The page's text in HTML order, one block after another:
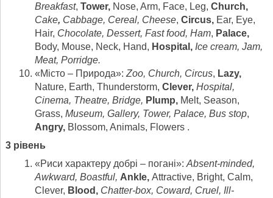
Breakfast, Tower, Nose, Arm, Face, Leg, Church,
Cake, Cabbage, Cereal, Cheese, Circus, Ear, Eye,
Hair, Chocolate, Dessert, Fast food, Ham, Palace,
Body, Mouse, Neck, Hand, Hospital, Ice cream, Jam,
Meat, Porridge.
«Місто – Природа»: Zoo, Church, Circus, Lazy,
Nature, Earth, Thunderstorm, Clever, Hospital,
Cinema, Theatre, Bridge, Plump, Melt, Season,
Grass, Museum, Gallery, Tower, Palace, Bus stop,
Angry, Blossom, Animals, Flowers .
3 рівень
«Риси характеру добрі – погані»: Absent-minded,
Awkward, Boastful, Ankle, Attractive, Bright, Calm,
Clever, Blood, Chatter-box, Coward, Cruel, Ill-